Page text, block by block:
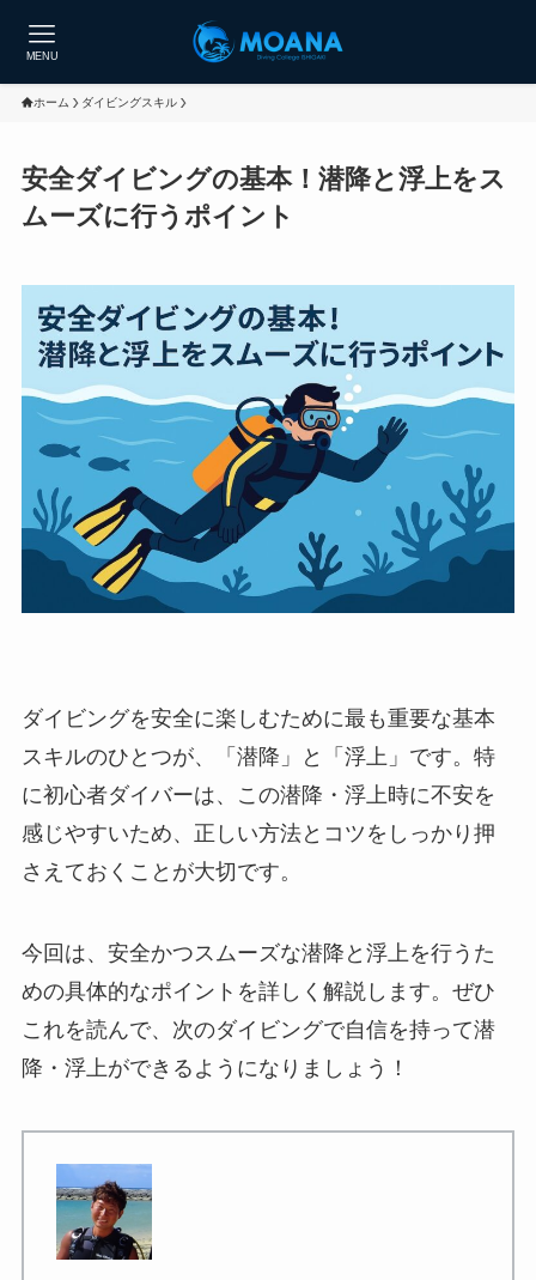
MENU
ホーム ダイビングスキル
安全ダイビングの基本！潜降と浮上をス
ムーズに行うポイント
ダイビングを安全に楽しむために最も重要な基本
スキルのひとつが、「潜降」と「浮上」です。特
に初心者ダイバーは、この潜降・浮上時に不安を
感じやすいため、正しい方法とコツをしっかり押
さえておくことが大切です。
今回は、安全かつスムーズな潜降と浮上を行うた
めの具体的なポイントを詳しく解説します。ぜひ
これを読んで、次のダイビングで自信を持って潜
降・浮上ができるようになりましょう！